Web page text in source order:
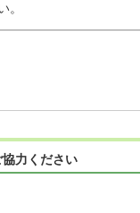
。
力ください